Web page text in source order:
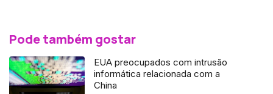
Pode também gostar
EUA preocupados com intrusão
informática relacionada com a
China